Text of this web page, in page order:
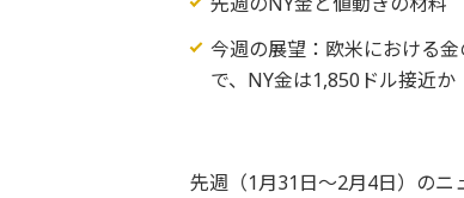
今週の展望：欧米における
で、NY金は1,850ドル接近か
先週（1月31日～2月4日）のニ